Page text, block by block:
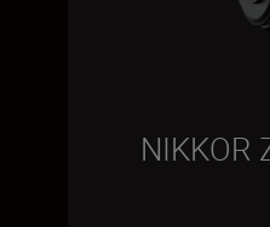
NIKKOR